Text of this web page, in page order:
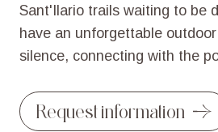
Sant'Ilario trails waiting to be
have an unforgettable outdoor
silence, connecting with the
Request information